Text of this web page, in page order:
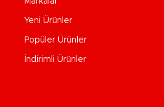
Yeni Ürünler
Popüler Ürünler
İndirimli Ürünler